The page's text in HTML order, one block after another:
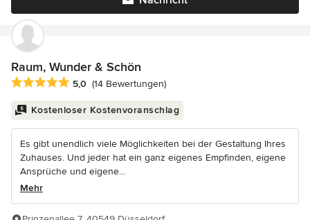
Raum, Wunder & Schön
Durchschnittliche Bewertung: 5 von 5 Sternen
5,0 (14 Bewertungen)
Kostenloser Kostenvoranschlag
Es gibt unendlich viele Möglichkeiten bei der Gestaltung Ihres
Zuhauses. Und jeder hat ein ganz eigenes Empfinden, eigene
Ansprüche und eigene...
Mehr